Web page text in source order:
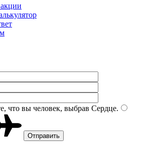
что вы человек, выбрав Сердце.